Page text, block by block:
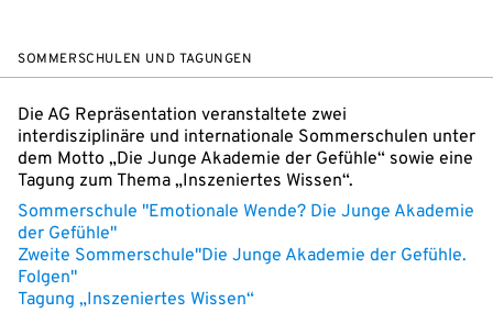
SOMMERSCHULEN UND TAGUNGEN
Die AG Repräsentation veranstaltete zwei
interdisziplinäre und internationale Sommerschulen unter
dem Motto „Die Junge Akademie der Gefühle“ sowie eine
Tagung zum Thema „Inszeniertes Wissen“.
Sommerschule "Emotionale Wende? Die Junge Akademie
der Gefühle"
Zweite Sommerschule"Die Junge Akademie der Gefühle.
Folgen"
Tagung „Inszeniertes Wissen“